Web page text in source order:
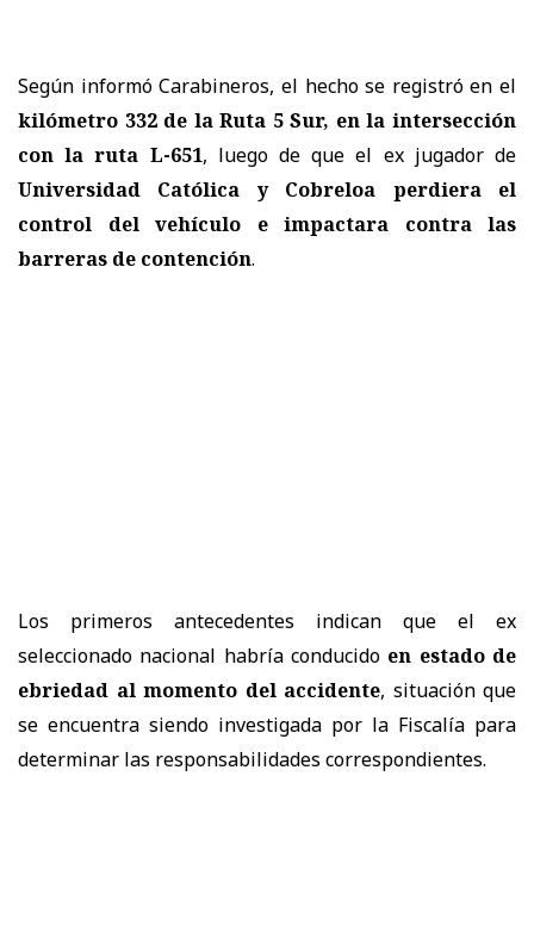
Según informó Carabineros, el hecho se registró en el
kilómetro 332 de la Ruta 5 Sur, en la intersección
con la ruta L-651, luego de que el ex jugador de
Universidad Católica y Cobreloa perdiera el
control del vehículo e impactara contra las
barreras de contención.
Los primeros antecedentes indican que el ex
seleccionado nacional habría conducido en estado de
ebriedad al momento del accidente, situación que
se encuentra siendo investigada por la Fiscalía para
determinar las responsabilidades correspondientes.